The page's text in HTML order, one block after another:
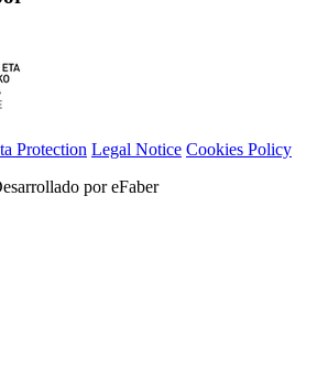
Protection Legal Notice Cookies Policy
por eFaber